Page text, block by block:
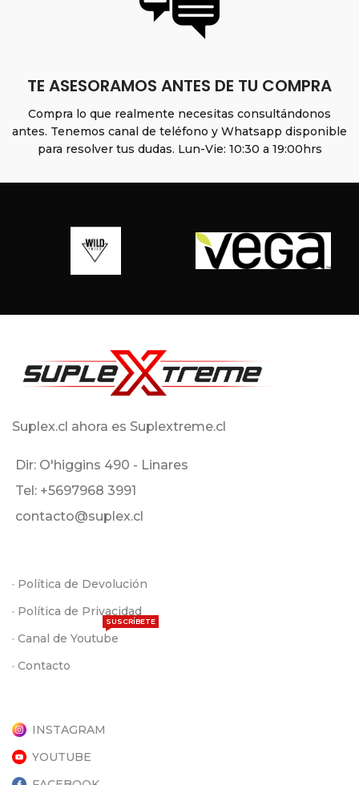
TE ASESORAMOS ANTES DE TU COMPRA
Compra lo que realmente necesitas consultándonos
antes. Tenemos canal de teléfono y Whatsapp disponible
para resolver tus dudas. Lun-Vie: 10:30 a 19:00hrs
Suplex.cl ahora es Suplextreme.cl
Dir: O'higgins 490 - Linares
Tel: +5697968 3991
contacto@suplex.cl
· Política de Devolución
· Política de Privacidad
· Canal de Youtube
SUSCRÍBETE
· Contacto
INSTAGRAM
YOUTUBE